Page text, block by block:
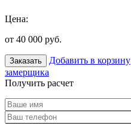
Цена:
от 40 000 руб.
Заказать Добавить в корзину
замерщика
Получить расчет